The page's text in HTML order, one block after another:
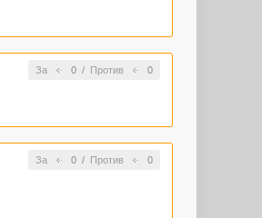
За 0/ Против 0
За 0/ Против 0